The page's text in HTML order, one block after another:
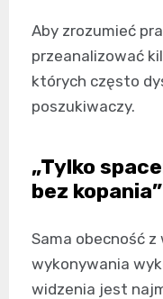
Aby zrozumieć
przeanalizować
których często
poszukiwaczy.
„Tylko
bez kopania”
Sama obecność
wykonywania
widzenia jest